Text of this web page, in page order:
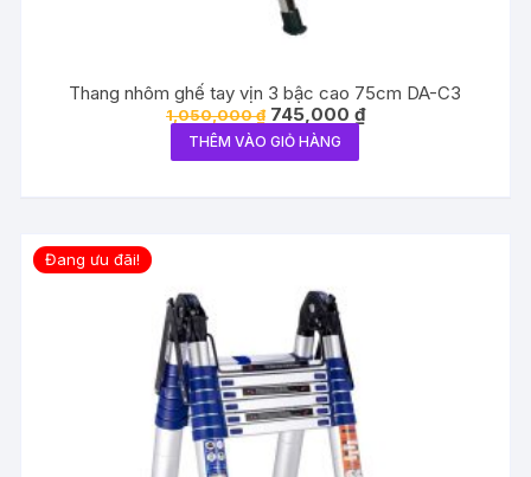
Thang nhôm ghế tay vịn 3 bậc cao 75cm DA-C3
1,050,000₫ Giá
gốc
là:
1,050,000 ₫.
745,000 ₫Giá
hiện
THÊM VÀO GIỎ HÀNG
Đang ưu đãi!